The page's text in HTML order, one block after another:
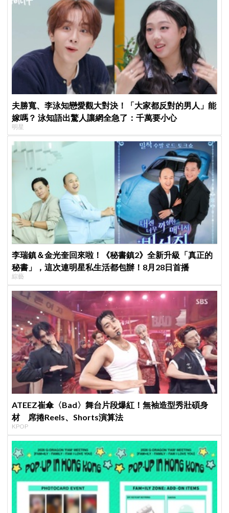
夫勝寬、李泳知戀愛觀大對決！「大家都反對的男人」能
嫁嗎？ 泳知語出驚人讓網全急了：千萬要小心
明星
李瑞鎮＆金光奎回來啦！《秘書鎮2》全新升級「真正的
秘書」，這次連明星私生活都包辦！8月28日首播
綜藝
ATEEZ崔傘〈Bad〉舞台片段爆紅！無袖造型秀壯碩身
材 席捲Reels、Shorts演算法
KPOP